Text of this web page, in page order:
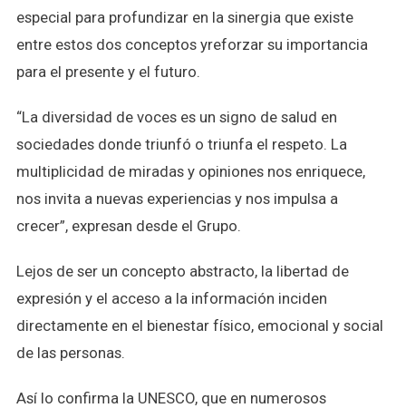
especial para profundizar en la sinergia que existe
entre estos dos conceptos yreforzar su importancia
para el presente y el futuro.
“La diversidad de voces es un signo de salud en
sociedades donde triunfó o triunfa el respeto. La
multiplicidad de miradas y opiniones nos enriquece,
nos invita a nuevas experiencias y nos impulsa a
crecer”, expresan desde el Grupo.
Lejos de ser un concepto abstracto, la libertad de
expresión y el acceso a la información inciden
directamente en el bienestar físico, emocional y social
de las personas.
Así lo confirma la UNESCO, que en numerosos